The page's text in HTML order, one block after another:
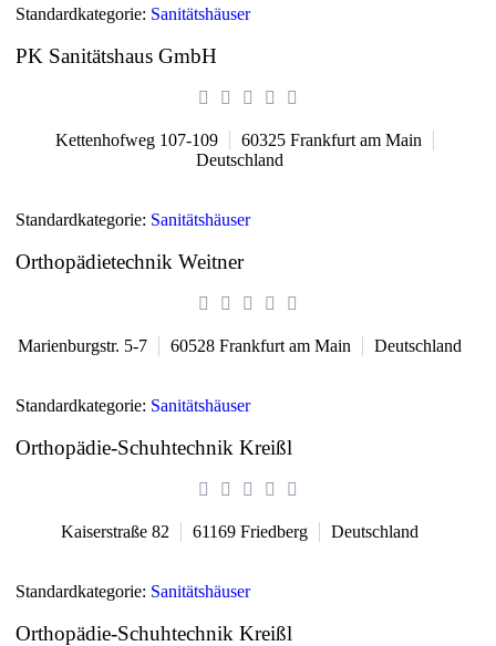
Standardkategorie: Sanitätshäuser
PK Sanitätshaus GmbH
Kettenhofweg 107-109 60325 Frankfurt am Main
Deutschland
Standardkategorie: Sanitätshäuser
Orthopädietechnik Weitner
Marienburgstr. 5-7 60528 Frankfurt am Main Deutschland
Standardkategorie: Sanitätshäuser
Orthopädie-Schuhtechnik Kreißl
Kaiserstraße 82 61169 Friedberg Deutschland
Standardkategorie: Sanitätshäuser
Orthopädie-Schuhtechnik Kreißl